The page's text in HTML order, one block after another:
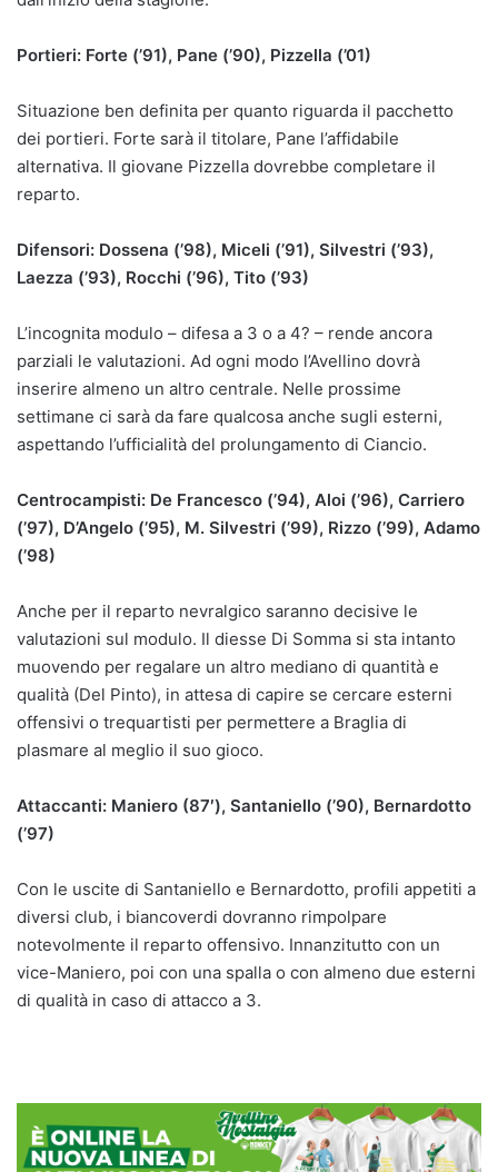
Portieri: Forte (’91), Pane (’90), Pizzella (’01)
Situazione ben definita per quanto riguarda il pacchetto
dei portieri. Forte sarà il titolare, Pane l’affidabile
alternativa. Il giovane Pizzella dovrebbe completare il
reparto.
Difensori: Dossena (’98), Miceli (’91), Silvestri (’93),
Laezza (’93), Rocchi (’96), Tito (’93)
L’incognita modulo – difesa a 3 o a 4? – rende ancora
parziali le valutazioni. Ad ogni modo l’Avellino dovrà
inserire almeno un altro centrale. Nelle prossime
settimane ci sarà da fare qualcosa anche sugli esterni,
aspettando l’ufficialità del prolungamento di Ciancio.
Centrocampisti: De Francesco (’94), Aloi (’96), Carriero
(’97), D’Angelo (’95), M. Silvestri (’99), Rizzo (’99), Adamo
(’98)
Anche per il reparto nevralgico saranno decisive le
valutazioni sul modulo. Il diesse Di Somma si sta intanto
muovendo per regalare un altro mediano di quantità e
qualità (Del Pinto), in attesa di capire se cercare esterni
offensivi o trequartisti per permettere a Braglia di
plasmare al meglio il suo gioco.
Attaccanti: Maniero (87′), Santaniello (’90), Bernardotto
(’97)
Con le uscite di Santaniello e Bernardotto, profili appetiti a
diversi club, i biancoverdi dovranno rimpolpare
notevolmente il reparto offensivo. Innanzitutto con un
vice-Maniero, poi con una spalla o con almeno due esterni
di qualità in caso di attacco a 3.